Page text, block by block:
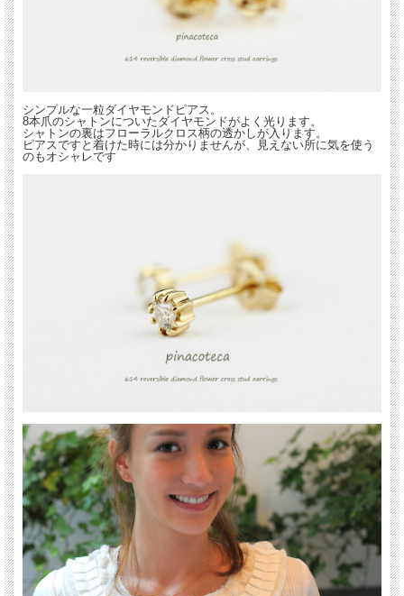
シンプルな一粒ダイヤモンドピアス。
8本爪のシャトンについたダイヤモンドがよく光ります。
シャトンの裏はフローラルクロス柄の透かしが入ります。
ピアスですと着けた時には分かりませんが、見えない所に気を使う
のもオシャレです